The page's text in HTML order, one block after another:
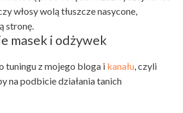
włosy wolą tłuszcze nasycone,
stronę.
masek i odżywek
tuningu z mojego bloga i kanału , czyli
na podbicie działania tanich